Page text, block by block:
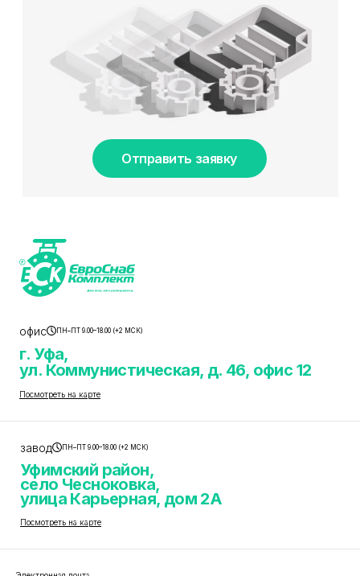
Отправить заявку
офис ПН–ПТ 9.00–18.00 (+2 МСК)
г. Уфа,
ул. Коммунистическая, д. 46, офис 12
Посмотреть на карте
завод ПН–ПТ 9.00–18.00 (+2 МСК)
Уфимский район,
село Чесноковка,
улица Карьерная, дом 2А
Посмотреть на карте